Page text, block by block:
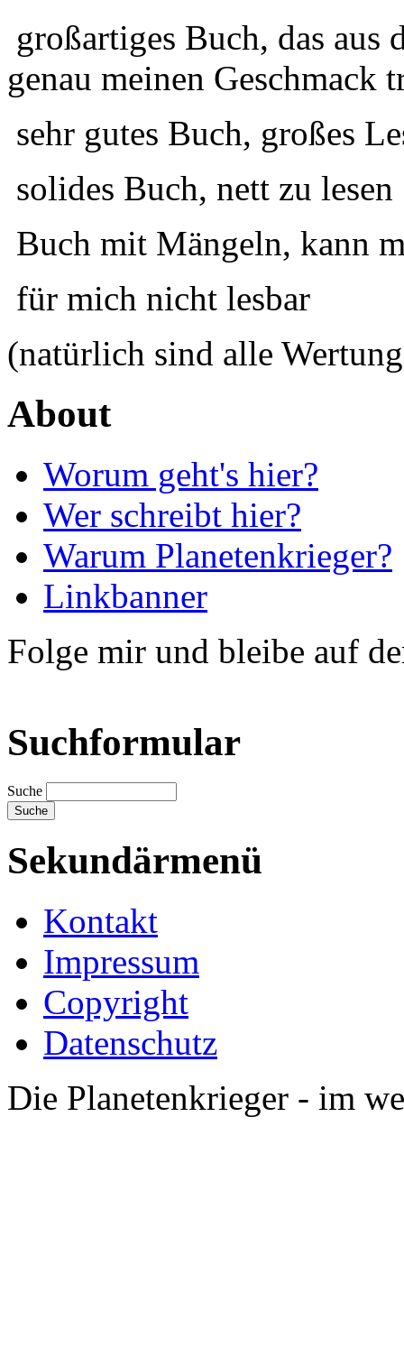
großartiges Buch, das aus
genau meinen Geschmack
sehr gutes Buch, großes
solides Buch, nett zu lesen
Buch mit Mängeln, kann
für mich nicht lesbar
(natürlich sind alle
About
Worum geht's hier?
Wer schreibt hier?
Warum Planetenkrieger?
Linkbanner
Folge mir und bleibe auf
Suchformular
Suche
Sekundärmenü
Kontakt
Impressum
Copyright
Datenschutz
Die Planetenkrieger - im